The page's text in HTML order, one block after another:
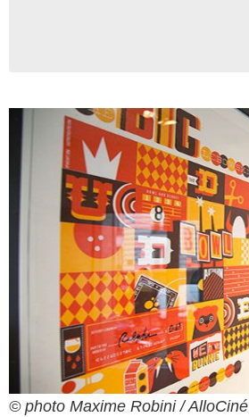
© photo Maxime Robini / AlloCiné